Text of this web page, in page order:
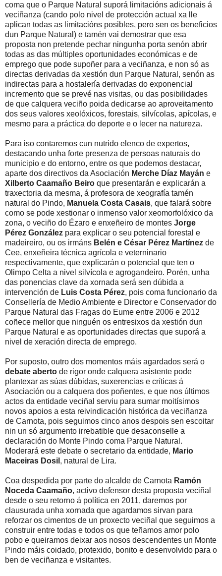
coma que o Parque Natural suporá limitacións adicionais á
veciñanza (cando polo nivel de protección actual xa lle
aplican todas as limitacións posibles, pero sen os beneficios
dun Parque Natural) e tamén vai demostrar que esa
proposta non pretende pechar ningunha porta senón abrir
todas as das múltiples oportunidades económicas e de
emprego que pode supoñer para a veciñanza, e non só as
directas derivadas da xestión dun Parque Natural, senón as
indirectas para a hostalería derivadas do exponencial
incremento que se prevé nas visitas, ou das posibilidades
de que calquera veciño poida dedicarse ao aproveitamento
dos seus valores xeolóxicos, forestais, silvícolas, apícolas, e
mesmo para a práctica do deporte e o lecer na natureza.
Para iso contaremos cun nutrido elenco de expertos,
destacando unha forte presenza de persoas naturais do
municipio e do entorno, entre os que podemos destacar,
aparte dos directivos da Asociación Merche Díaz Mayán e
Xilberto Caamaño Beiro que presentarán e explicarán a
traxectoria da mesma, á profesora de xeografía tamén
natural do Pindo, Manuela Costa Casais, que falará sobre
como se pode xestionar o inmenso valor xeomorfolóxico da
zona, o veciño do Ézaro e enxeñeiro de montes Jorge
Pérez González para explicar o seu potencial forestal e
madeireiro, ou os irmáns Belén e César Pérez Martínez de
Cee, enxeñeira técnica agrícola e veterninario
respectivamente, que explicarán o potencial que ten o
Olimpo Celta a nivel silvícola e agrogandeiro. Porén, unha
das ponencias clave da xornada será sen dúbida a
intervención de Luis Costa Pérez, pois coma funcionario da
Consellería de Medio Ambiente e Director e Conservador do
Parque Natural das Fragas do Eume entre 2006 e 2012
coñece mellor que ninguén os entresixos da xestión dun
Parque Natural e as oportunidades directas que suporá a
nivel de xeración directa de emprego.
Por suposto, outro dos momentos máis agardados será o
debate aberto de rigor onde calquera asistente pode
plantexar as súas dúbidas, suxerencias e críticas á
Asociación ou a calquera dos poñentes, e que nos últimos
actos da entidade veciñal serviu para sumar moitísimos
novos apoios a esta reivindicación histórica da veciñanza
de Carnota, pois seguimos cinco anos despois sen escoitar
nin un só argumento irrebatible que desaconselle a
declaración do Monte Pindo coma Parque Natural.
Moderará este debate o secretario da entidade, Mario
Maceiras Dosil , natural de Lira.
Coa despedida por parte do alcalde de Carnota Ramón
Noceda Caamaño, activo defensor desta proposta veciñal
desde o seu retorno á política en 2011, daremos por
clausurada unha xornada que agardamos sirvan para
reforzar os cimentos de un proxecto veciñal que seguimos a
construir entre todas e todos os que teñamos amor polo
pobo e queiramos deixar aos nosos descendentes un Monte
Pindo máis coidado, protexido, bonito e desenvolvido para o
ben de veciñanza e visitantes.